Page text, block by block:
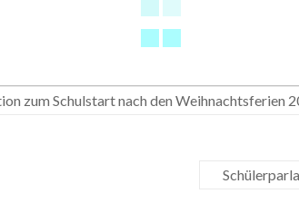
zum Schulstart nach den Weihnachtsferien